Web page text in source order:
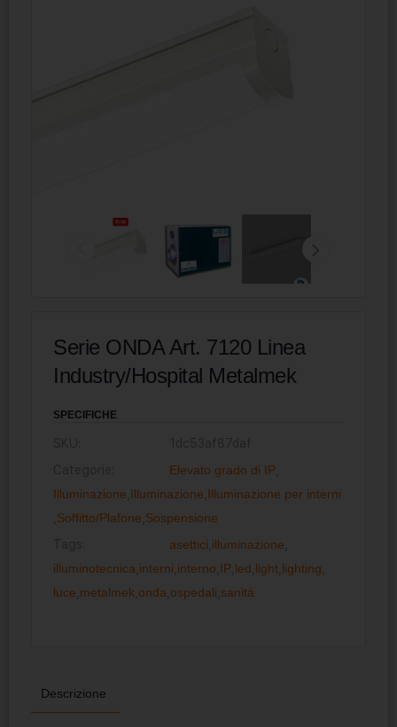
Serie ONDA Art. 7120 Linea
Industry/Hospital Metalmek
SPECIFICHE
Elevato grado di IP
Illuminazione Illuminazione Illuminazione per interni
Soffitto/Plafone Sospensione
asettici illuminazione
illuminotecnica interni interno IP led light lighting
luce metalmek onda ospedali sanità
Descrizione